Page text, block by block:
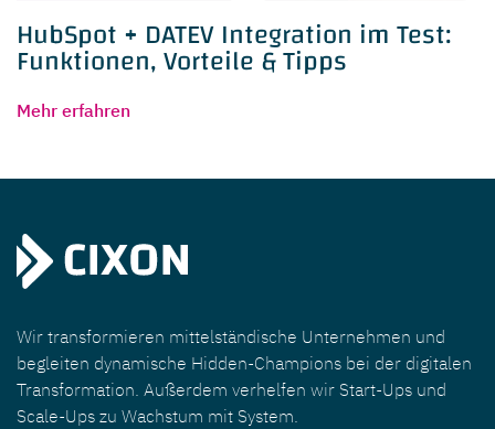
HubSpot + DATEV Integration im Test:
Funktionen, Vorteile & Tipps
Mehr erfahren
Wir transformieren mittelständische Unternehmen und
begleiten dynamische Hidden-Champions bei der digitalen
Transformation. Außerdem verhelfen wir Start-Ups und
Scale-Ups zu Wachstum mit System.